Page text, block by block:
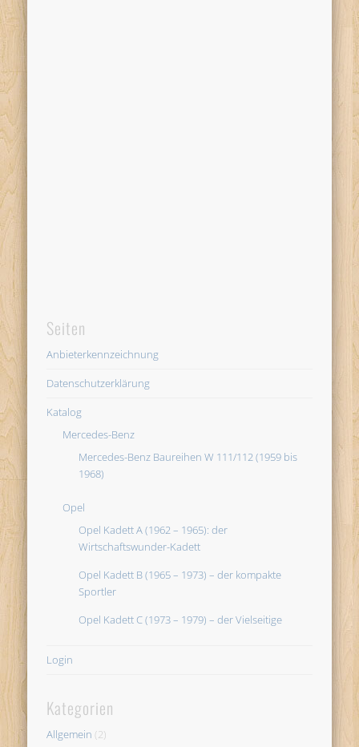
Seiten
Anbieterkennzeichnung
Datenschutzerklärung
Katalog
Mercedes-Benz
Mercedes-Benz Baureihen W 111/112 (1959 bis
1968)
Opel
Opel Kadett A (1962 – 1965): der
Wirtschaftswunder-Kadett
Opel Kadett B (1965 – 1973) – der kompakte
Sportler
Opel Kadett C (1973 – 1979) – der Vielseitige
Login
Kategorien
Allgemein (2)